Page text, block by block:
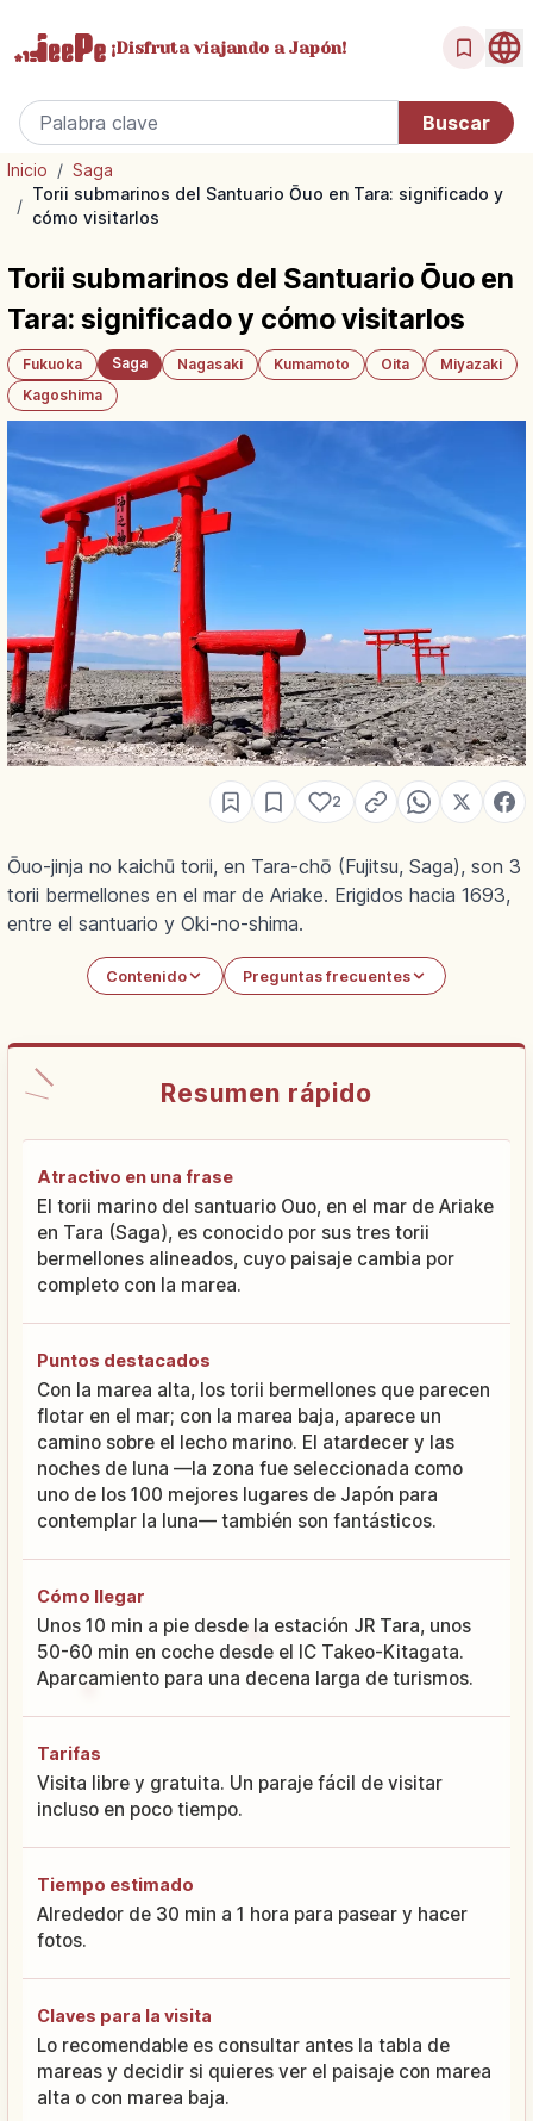
¡Disfrutaviajando a Japón!
Inicio / Saga
/
Torii submarinos del Santuario Ōuo en Tara: significado y
cómo visitarlos
Torii submarinos del Santuario Ōuo en
Tara: significado y cómo visitarlos
Fukuoka Saga Nagasaki Kumamoto Oita
Miyazaki
Kagoshima
2
Ōuo-jinja no kaichū torii, en Tara-chō (Fujitsu, Saga), son 3
torii bermellones en el mar de Ariake. Erigidos hacia 1693,
entre el santuario y Oki-no-shima.
Contenido Preguntas frecuentes
Resumen rápido
Atractivo en una frase
El torii marino del santuario Ouo, en el mar de Ariake
en Tara (Saga), es conocido por sus tres torii
bermellones alineados, cuyo paisaje cambia por
completo con la marea.
Puntos destacados
Con la marea alta, los torii bermellones que parecen
flotar en el mar; con la marea baja, aparece un
camino sobre el lecho marino. El atardecer y las
noches de luna —la zona fue seleccionada como
uno de los 100 mejores lugares de Japón para
contemplar la luna— también son fantásticos.
Cómo llegar
Unos 10 min a pie desde la estación JR Tara, unos
50-60 min en coche desde el IC Takeo-Kitagata.
Aparcamiento para una decena larga de turismos.
Tarifas
Visita libre y gratuita. Un paraje fácil de visitar
incluso en poco tiempo.
Tiempo estimado
Alrededor de 30 min a 1 hora para pasear y hacer
fotos.
Claves para la visita
Lo recomendable es consultar antes la tabla de
mareas y decidir si quieres ver el paisaje con marea
alta o con marea baja.